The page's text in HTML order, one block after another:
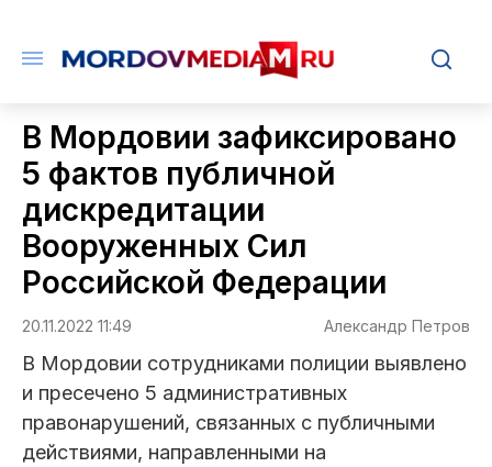
В Мордовии зафиксировано
5 фактов публичной
дискредитации
Вооруженных Сил
Российской Федерации
20.11.2022 11:49 Александр Петров
В Мордовии сотрудниками полиции выявлено
и пресечено 5 административных
правонарушений, связанных с публичными
действиями, направленными на